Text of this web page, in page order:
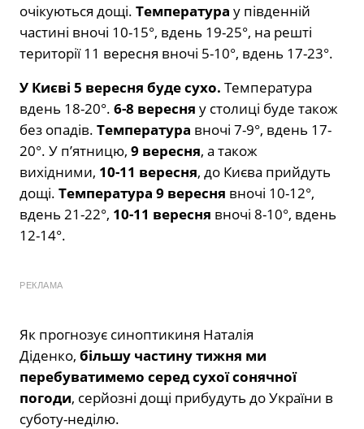
очікуються дощі. Температура у південній
частині вночі 10-15°, вдень 19-25°, на решті
території 11 вересня вночі 5-10°, вдень 17-23°.
У Києві 5 вересня буде сухо. Температура
вдень 18-20°. 6-8 вересня у столиці буде також
без опадів. Температура вночі 7-9°, вдень 17-
20°. У п’ятницю, 9 вересня, а також
вихідними, 10-11 вересня, до Києва прийдуть
дощі. Температура 9 вересня вночі 10-12°,
вдень 21-22°, 10-11 вересня вночі 8-10°, вдень
12-14°.
РЕКЛАМА
Як прогнозує синоптикиня Наталія
Діденко, більшу частину тижня ми
перебуватимемо серед сухої сонячної
погоди, серйозні дощі прибудуть до України в
суботу-неділю.